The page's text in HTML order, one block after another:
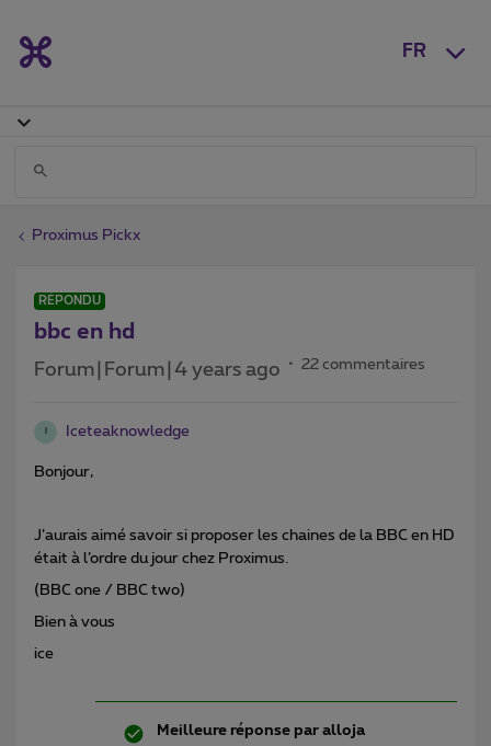
FR
Proximus Pickx
RÉPONDU
bbc en hd
Forum|Forum|4 years ago 22 commentaires
Iceteaknowledge
Bonjour,
J’aurais aimé savoir si proposer les chaines de la BBC en HD
était à l’ordre du jour chez Proximus.
(BBC one / BBC two)
Bien à vous
ice
Meilleure réponse par alloja